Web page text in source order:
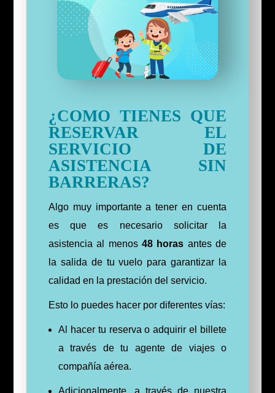
¿COMO TIENES QUE
RESERVAR EL
SERVICIO DE
ASISTENCIA SIN
BARRERAS?
Algo muy importante a tener en cuenta
es que es necesario solicitar la
asistencia al menos 48 horas antes de
la salida de tu vuelo para garantizar la
calidad en la prestación del servicio.
Esto lo puedes hacer por diferentes vías:
Al hacer tu reserva o adquirir el billete
a través de tu agente de viajes o
compañía aérea.
Adicionalmente, a través de nuestra